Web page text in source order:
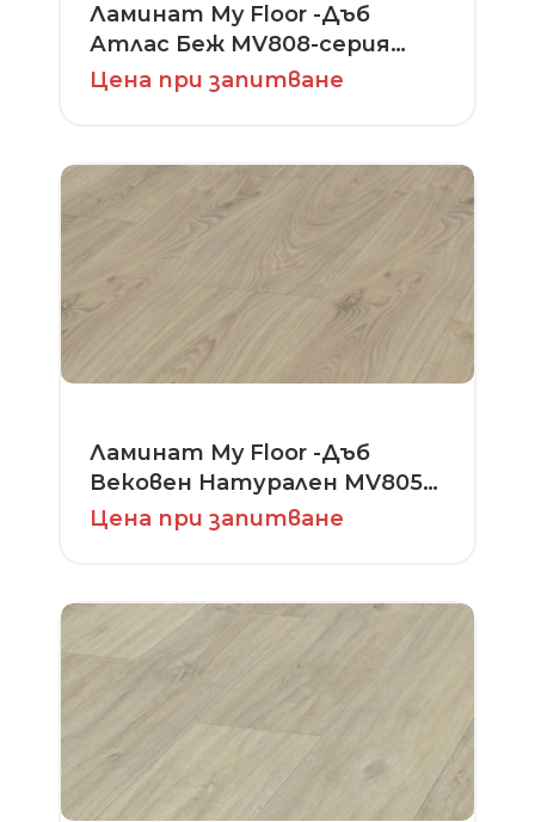
Ламинат My Floor -Дъб
Атлас Беж MV808-серия
Cottage
Цена при запитване
Ламинат My Floor -Дъб
Вековен Натурален MV805-
серия Cottage
Цена при запитване